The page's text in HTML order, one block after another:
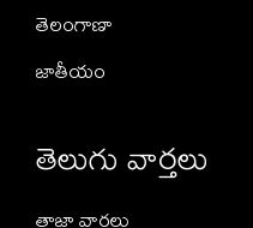
తెలంగాణా
జాతీయం
తెలుగు వార్తలు
తాజా వార్తలు